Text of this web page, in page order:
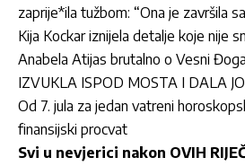
zaprije*ila tužbom: “Ona je završila
Kija Kockar iznijela detalje koje nije
Anabela Atijas brutalno o Vesni
IZVUKLA ISPOD MOSTA I DALA
Od 7. jula za jedan vatreni
finansijski procvat
Svi u nevjerici nakon OVIH